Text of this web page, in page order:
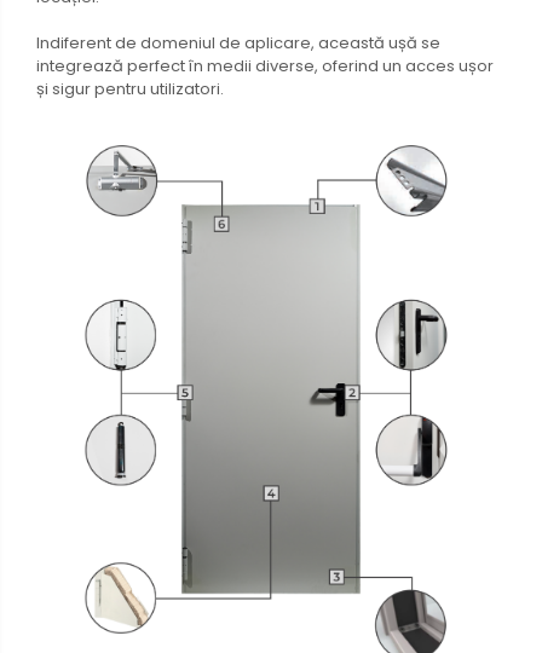
Indiferent de domeniul de aplicare, această ușă se
integrează perfect în medii diverse, oferind un acces ușor
și sigur pentru utilizatori.